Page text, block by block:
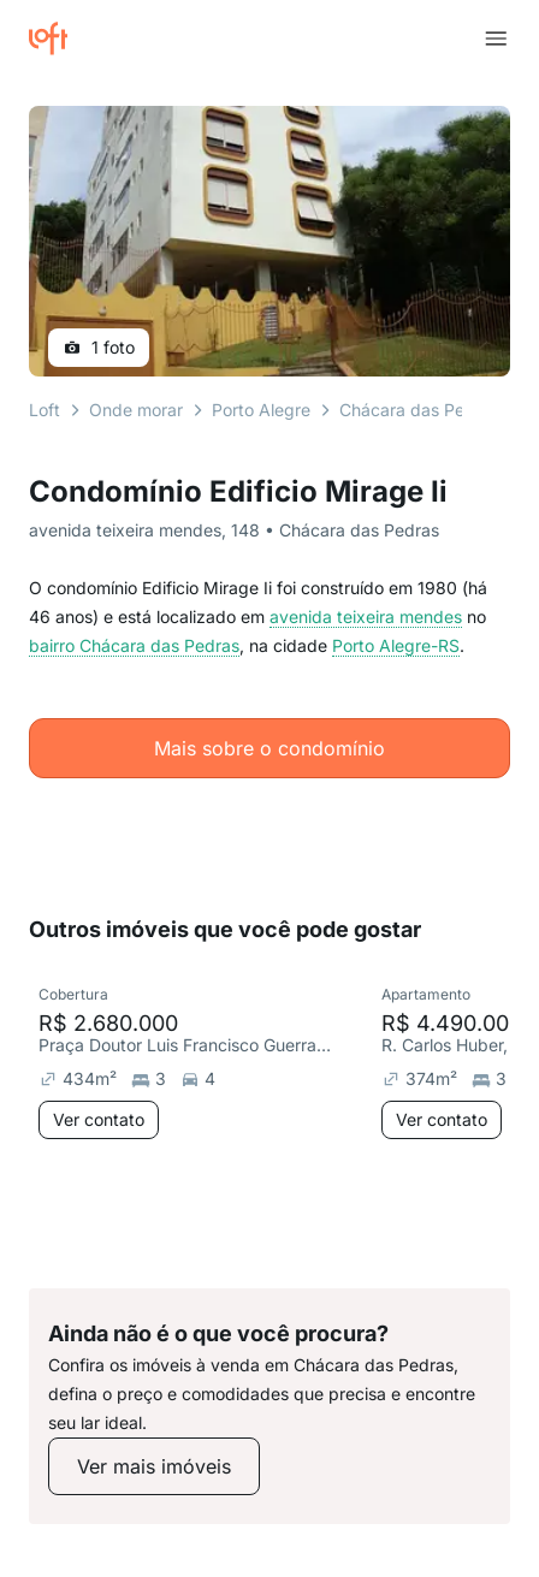
Condomínio Edificio Mirage Ii
avenida teixeira mendes, 148 • Chácara das Pedras
O condomínio Edificio Mirage Ii foi construído em 1980 (há
46 anos) e está localizado em avenida teixeira mendes no
bairro Chácara das Pedras, na cidade Porto Alegre-RS.
Mais sobre o condomínio
1 foto
Loft Onde morar Porto Alegre Chácara das Pedras
Outros imóveis que você pode gostar
Cobertura
R$ 2.680.000
Praça Doutor Luis Francisco Guerra Blessmann, Três Figueiras
434m² 3
4
Ver contato
Apartamento
R$ 4.490.000
R. Carlos Huber,
374m²
3
Ver contato
Ainda não é o que você procura?
Confira os imóveis à venda em Chácara das Pedras,
defina o preço e comodidades que precisa e encontre
seu lar ideal.
Ver mais imóveis